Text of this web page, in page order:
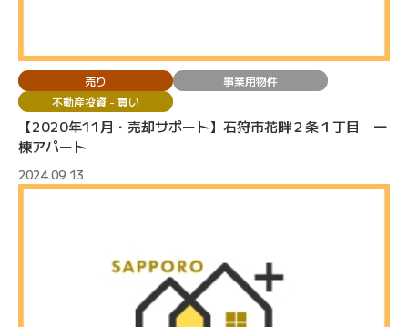
売り
事業用物件
不動産投資 - 買い
【2020年11月・売却サポート】石狩市花畔２条１丁目 一
棟アパート
2024.09.13